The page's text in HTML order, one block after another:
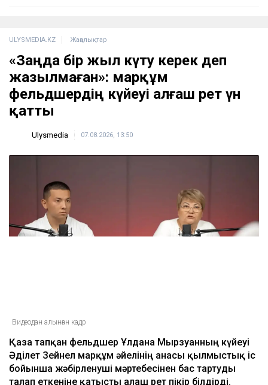
ULYSMEDIA.KZ Жаңалықтар
«Заңда бір жыл күту керек деп
жазылмаған»: марқұм
фельдшердің күйеуі алғаш рет үн
қатты
Ulysmedia 07.08.2026, 13:50
Видеодан алынған кадр
Қаза тапқан фельдшер Ұлдана Мырзуанның күйеуі
Әділет Зейнел марқұм әйелінің анасы қылмыстық іс
бойынша жәбірленуші мәртебесінен бас тартуды
талап еткеніне қатысты алғаш рет пікір білдірді.